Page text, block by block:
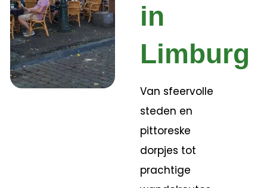
in
Limburg
Van sfeervolle
steden en
pittoreske
dorpjes tot
prachtige